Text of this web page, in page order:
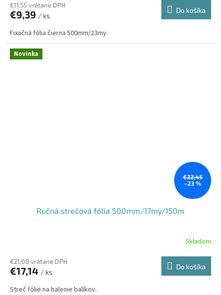
€11,55 vrátane DPH
€9,39 / ks
Do košíka
Fixačná fólia čierna 500mm/23my.
Novinka
€22,45
–23 %
Ručná strečová fólia 500mm/17my/150m
Skladom
€21,08 vrátane DPH
€17,14 / ks
Do košíka
Streč fólie na balenie balíkov.